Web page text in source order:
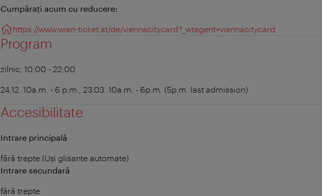
Cumpăraţi acum cu reducere:
https://www.wien-ticket.at/de/viennacitycard?_wtagent=viennacitycard
Program
zilnic, 10:00 - 22:00
24.12. 10a.m. - 6 p.m., 23.03. 10a.m. - 6p.m. (5p.m. last admission)
Accesibilitate
Intrare principală
fără trepte (Uși glisante automate)
Intrare secundară
fără trepte